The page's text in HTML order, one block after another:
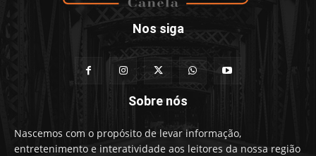
Nos siga
Sobre nós
Nascemos com o propósito de levar informação,
entretenimento e interatividade aos leitores da nossa região